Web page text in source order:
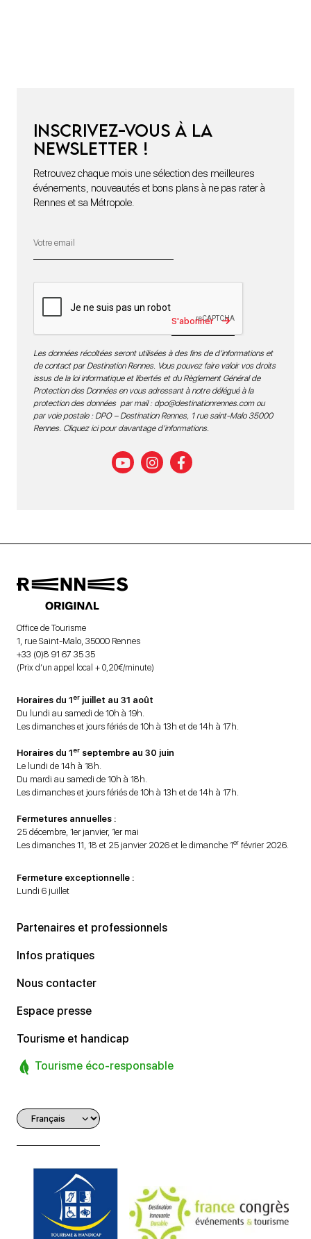
Inscrivez-vous à la
newsletter !
Retrouvez chaque mois une sélection des meilleures
événements, nouveautés et bons plans à ne pas rater à
Rennes et sa Métropole.
S'abonner
Les données récoltées seront utilisées à des fins de d’informations et
de contact par Destination Rennes. Vous pouvez faire valoir vos droits
issus de la loi informatique et libertés et du Règlement Général de
Protection des Données en vous adressant à notre délégué à la
protection des données par mail : dpo@destinationrennes.comou
par voie postale : DPO – Destination Rennes, 1 rue saint-Malo 35000
Rennes. Cliquez ici pour davantage d’informations.
Office de Tourisme
1, rue Saint-Malo, 35000 Rennes
+33 (0)8 91 67 35 35
(Prix d’un appel local + 0,20€/minute)
Horaires du 1er juillet au 31 août
Du lundi au samedi de 10h à 19h.
Les dimanches et jours fériés de 10h à 13h et de 14h à 17h.
Horaires du 1er septembre au 30 juin
Le lundi de 14h à 18h.
Du mardi au samedi de 10h à 18h.
Les dimanches et jours fériés de 10h à 13h et de 14h à 17h.
Fermetures annuelles :
25 décembre, 1er janvier, 1er mai
Les dimanches 11, 18 et 25 janvier 2026 et le dimanche 1er février 2026.
Fermeture exceptionnelle :
Lundi 6 juillet
Partenaires et professionnels
Infos pratiques
Nous contacter
Espace presse
Tourisme et handicap
Tourisme éco-responsable